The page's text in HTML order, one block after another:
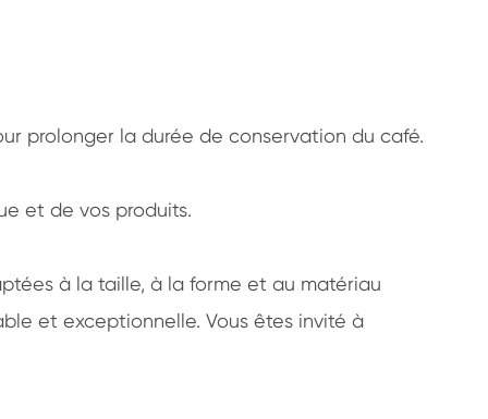
prolonger la durée de conservation du café.
et de vos produits.
à la taille, à la forme et au matériau
et exceptionnelle. Vous êtes invité à